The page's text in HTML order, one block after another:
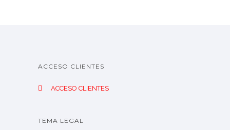
ACCESO CLIENTES
ACCESO CLIENTES
TEMA LEGAL